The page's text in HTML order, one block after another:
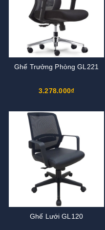
Ghế Trưởng Phòng GL221
3.278.000₫
Ghế Lưới GL120